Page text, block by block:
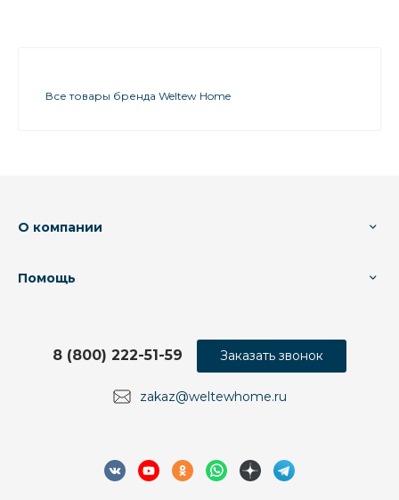
Все товары бренда Weltew Home
О компании
Помощь
zakaz@weltewhome.ru
8 (800) 222-51-59 Заказать звонок